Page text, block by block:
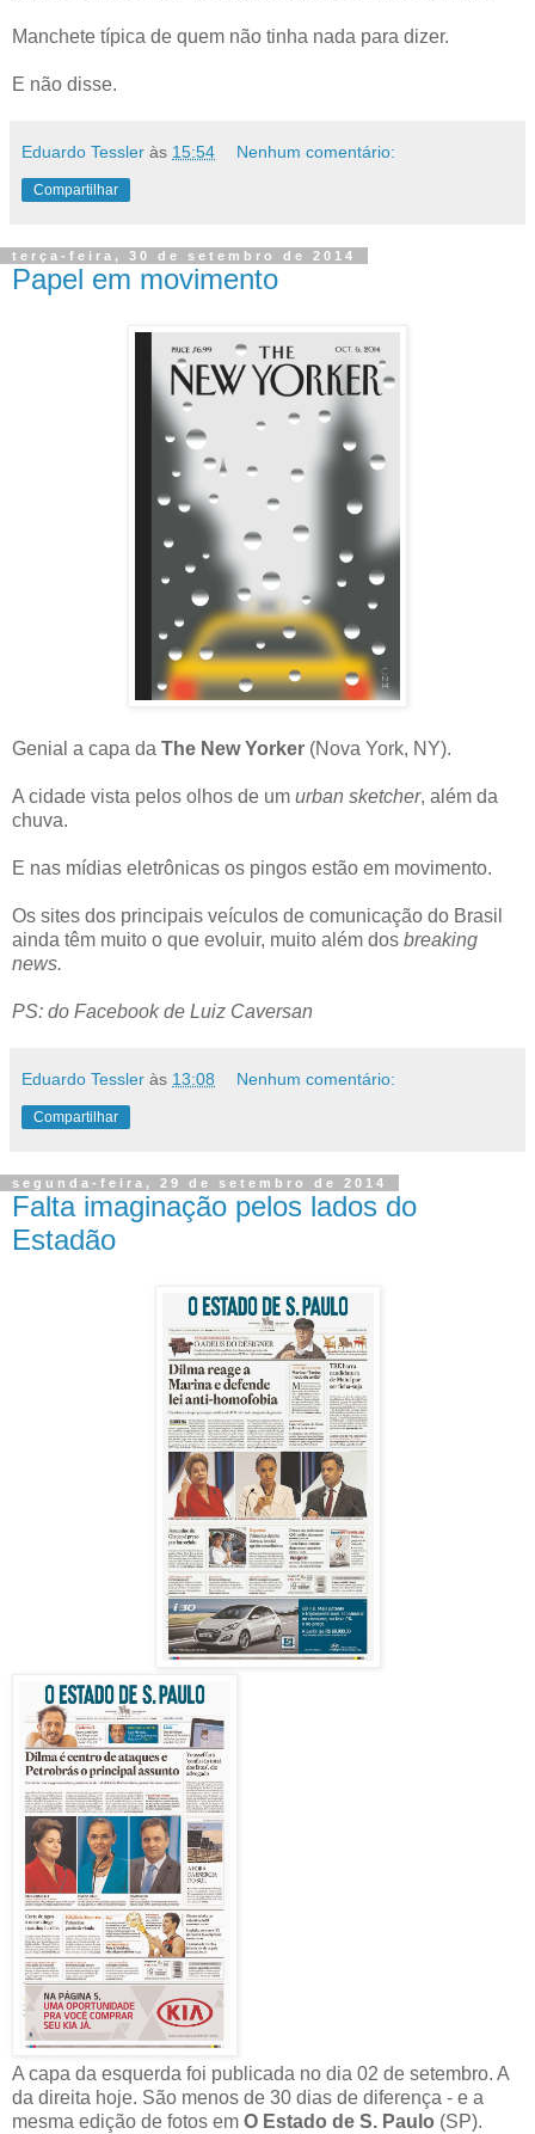
Manchete típica de quem não tinha nada para dizer.
E não disse.
Eduardo Tessler às 15:54 Nenhum comentário:
Compartilhar
terça-feira, 30 de setembro de 2014
Papel em movimento
Genial a capa da The New Yorker (Nova York, NY).
A cidade vista pelos olhos de um urban sketcher, além da
chuva.
E nas mídias eletrônicas os pingos estão em movimento.
Os sites dos principais veículos de comunicação do Brasil
ainda têm muito o que evoluir, muito além dos breaking
news.
PS: do Facebook de Luiz Caversan
Eduardo Tessler às 13:08 Nenhum comentário:
Compartilhar
segunda-feira, 29 de setembro de 2014
Falta imaginação pelos lados do
Estadão
A capa da esquerda foi publicada no dia 02 de setembro. A
da direita hoje. São menos de 30 dias de diferença - e a
mesma edição de fotos em O Estado de S. Paulo (SP).